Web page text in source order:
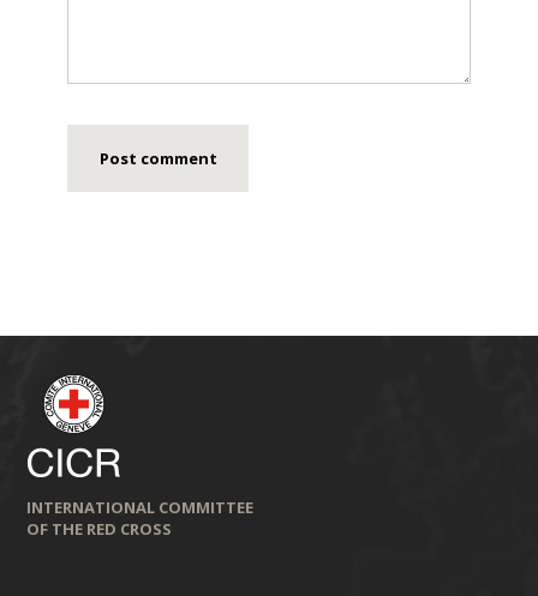
INTERNATIONAL COMMITTEE
OF THE RED CROSS